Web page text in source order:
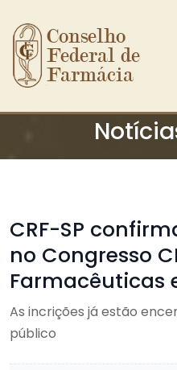
Ir para o conteúdo
Conselho
Federal de
Farmácia
CRF-SP
no Congresso
Farmacêuticas
As incrições já estão
público